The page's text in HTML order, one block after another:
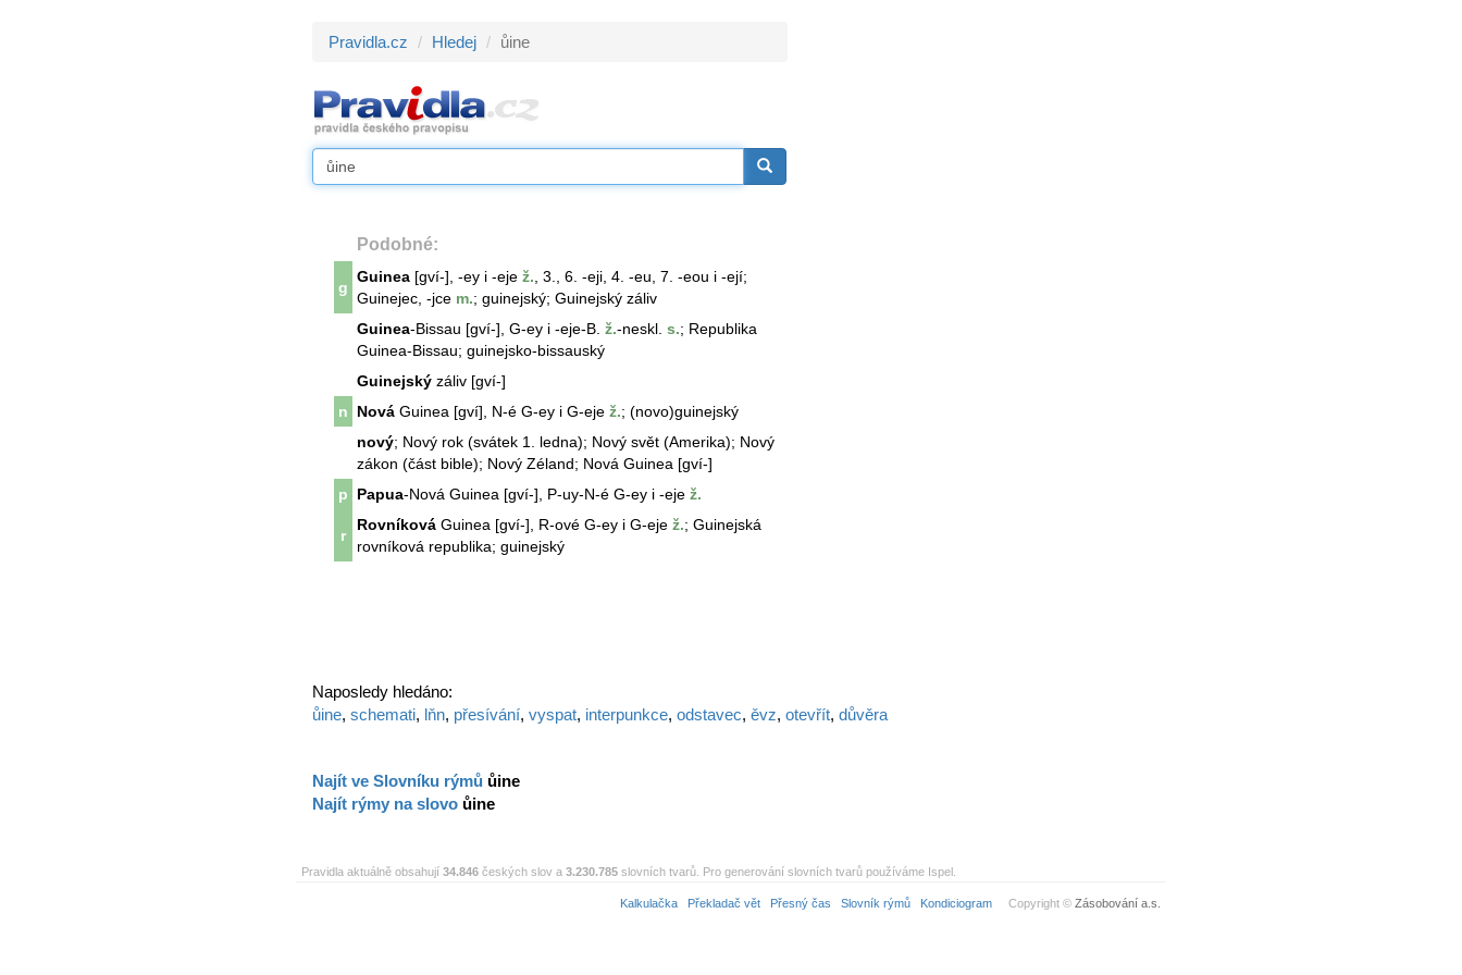
Pravidla.cz Hledej ůine
Podobné:
g
Guinea [gví-], -ey i -eje ž. , 3., 6. -eji, 4. -eu, 7. -eou i -ejí;
Guinejec, -jce m.; guinejský; Guinejský záliv
Guinea-Bissau [gví-], G-ey i -eje-B. ž.-neskl. s.; Republika
Guinea-Bissau; guinejsko-bissauský
Guinejský záliv [gví-]
n
Nová Guinea [gví], N-é G-ey i G-eje ž.; (novo)guinejský
nový; Nový rok (svátek 1. ledna); Nový svět (Amerika); Nový
zákon (část bible); Nový Zéland; Nová Guinea [gví-]
p
Papua-Nová Guinea [gví-], P-uy-N-é G-ey i -eje ž.
r
Rovníková Guinea [gví-], R-ové G-ey i G-eje ž.; Guinejská
rovníková republika; guinejský
Naposledy hledáno:
ůine, schemati, lňn, přesívání, vyspat, interpunkce, odstavec, ěvz, otevřít, důvěra
Najít ve Slovníku rýmů ůine
Najít rýmy na slovo ůine
Pravidla aktuálně obsahují 34.846 českých slov a 3.230.785 slovních tvarů. Pro generování slovních tvarů používáme Ispel.
Kalkulačka Překladač vět Přesný čas Slovník rýmů Kondiciogram Copyright © Zásobování a.s.